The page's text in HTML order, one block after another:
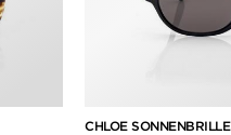
CHLOE SONNENBRILLE